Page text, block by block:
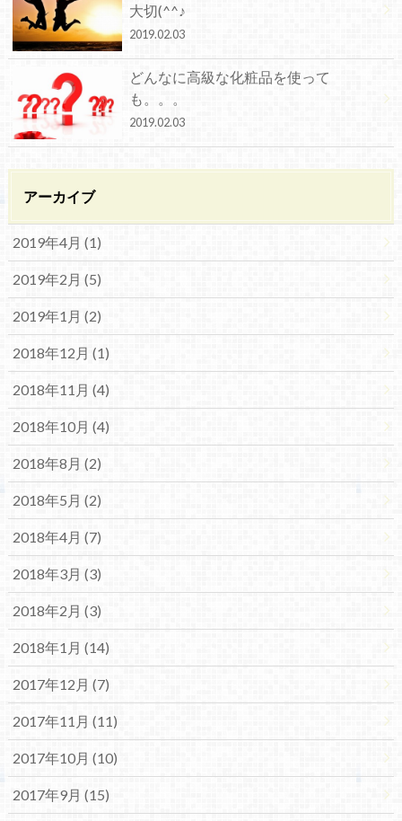
大切(^^♪
2019.02.03
どんなに高級な化粧品を使って
も。。。
2019.02.03
アーカイブ
2019年4月 (1)
2019年2月 (5)
2019年1月 (2)
2018年12月 (1)
2018年11月 (4)
2018年10月 (4)
2018年8月 (2)
2018年5月 (2)
2018年4月 (7)
2018年3月 (3)
2018年2月 (3)
2018年1月 (14)
2017年12月 (7)
2017年11月 (11)
2017年10月 (10)
2017年9月 (15)